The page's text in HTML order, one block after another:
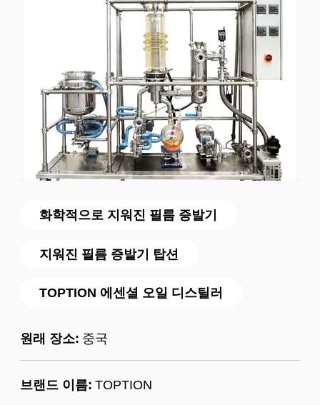
화학적으로 지워진 필름 증발기
지워진 필름 증발기 탑션
TOPTION 에센셜 오일 디스틸러
원래 장소: 중국
브랜드 이름: TOPTION